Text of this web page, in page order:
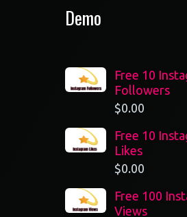
Demo
Free 10
Followers
$0.00
Free 10
Likes
$0.00
Free 100
Views